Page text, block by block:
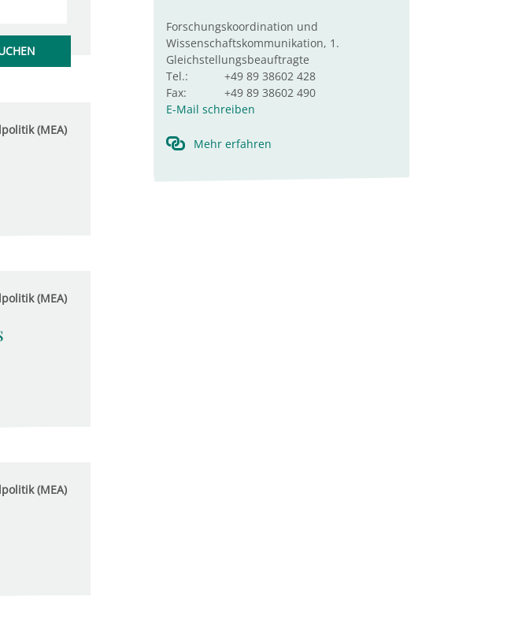
(MEA)
(MEA)
(MEA)
Forschungskoordination und
Wissenschaftskommunikation, 1.
Gleichstellungsbeauftragte
Tel.:
+49 89 38602 428
Fax:
+49 89 38602 490
E-Mail schreiben
Mehr erfahren